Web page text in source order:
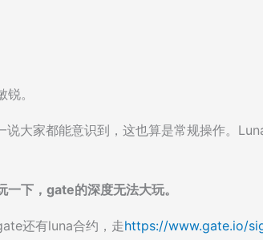
。
说大家都能意识到，这也算是常规操作。
下，gate的深度无法大玩。
还有luna合约，走https://www.gate.io/